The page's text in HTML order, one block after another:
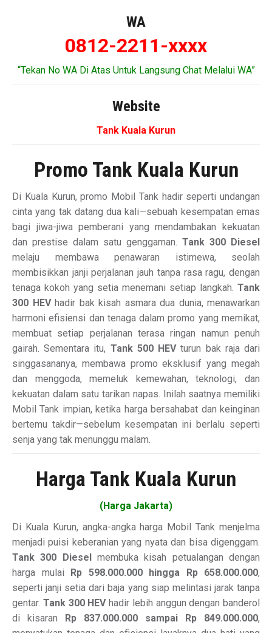
WA
0812-2211-xxxx
“Tekan No WA Di Atas Untuk Langsung Chat Melalui WA”
Website
Tank Kuala Kurun
Promo Tank Kuala Kurun
Di Kuala Kurun, promo Mobil Tank hadir seperti undangan
cinta yang tak datang dua kali—sebuah kesempatan emas
bagi jiwa-jiwa pemberani yang mendambakan kekuatan
dan prestise dalam satu genggaman. Tank 300 Diesel
melaju membawa penawaran istimewa, seolah
membisikkan janji perjalanan jauh tanpa rasa ragu, dengan
tenaga kokoh yang setia menemani setiap langkah. Tank
300 HEVhadir bak kisah asmara dua dunia, menawarkan
harmoni efisiensi dan tenaga dalam promo yang memikat,
membuat setiap perjalanan terasa ringan namun penuh
gairah. Sementara itu, Tank 500 HEVturun bak raja dari
singgasananya, membawa promo eksklusif yang megah
dan menggoda, memeluk kemewahan, teknologi, dan
kekuatan dalam satu tarikan napas. Inilah saatnya memiliki
Mobil Tank impian, ketika harga bersahabat dan keinginan
bertemu takdir—sebelum kesempatan ini berlalu seperti
senja yang tak menunggu malam.
Harga Tank Kuala Kurun
(Harga Jakarta)
Di Kuala Kurun, angka-angka harga Mobil Tank menjelma
menjadi puisi keberanian yang nyata dan bisa digenggam.
Tank 300 Diesel
membuka kisah petualangan dengan
harga mulai
Rp 598.000.000 hingga Rp 658.000.000,
seperti janji setia dari baja yang siap melintasi jarak tanpa
gentar. Tank 300 HEVhadir lebih anggun dengan banderol
di kisaran
Rp 837.000.000 sampai Rp 849.000.000,